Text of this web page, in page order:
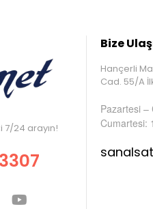
7/24 arayın!
Bize
Hançerli
Cad. 55/A
Pazartesi –
Cumartesi: